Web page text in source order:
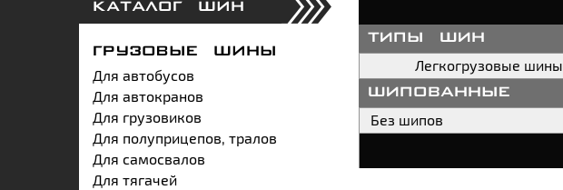
КАТАЛОГ ШИН
ГРУЗОВЫЕ ШИНЫ
Для автобусов
Для автокранов
Для грузовиков
Для полуприцепов, тралов
Для самосвалов
Для тягачей
типы шин
Легкогрузовые шины
шипованные
Без шипов